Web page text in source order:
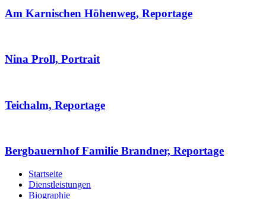
Am Karnischen Höhenweg, Reportage
Nina Proll, Portrait
Teichalm, Reportage
Bergbauernhof Familie Brandner, Reportage
Startseite
Dienstleistungen
Biographie